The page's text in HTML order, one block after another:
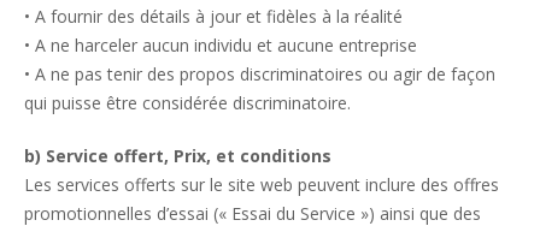
• A fournir des détails à jour et fidèles à la réalité
• A ne harceler aucun individu et aucune entreprise
• A ne pas tenir des propos discriminatoires ou agir de façon
qui puisse être considérée discriminatoire.
b) Service offert, Prix, et conditions
Les services offerts sur le site web peuvent inclure des offres
promotionnelles d’essai (« Essai du Service ») ainsi que des